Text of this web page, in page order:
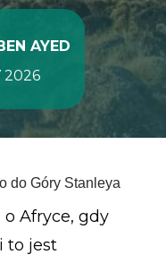
AYED
2026
do Góry Stanleya
Afryce, gdy
to jest